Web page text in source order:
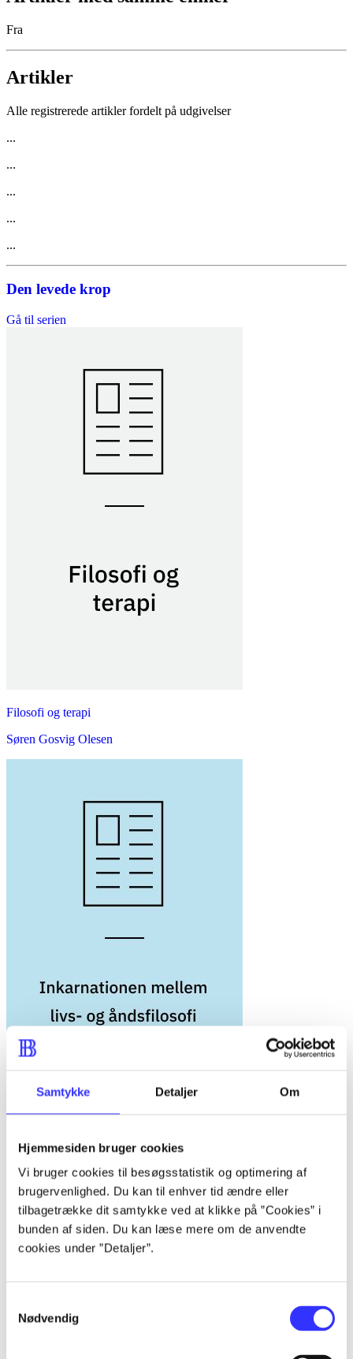
Samtykke Detaljer Om
Hjemmesiden bruger cookies
Vi bruger cookies til besøgsstatistik og optimering af
brugervenlighed. Du kan til enhver tid ændre eller
tilbagetrække dit samtykke ved at klikke på ”Cookies” i
bunden af siden. Du kan læse mere om de anvendte
cookies under ”Detaljer”.
Nødvendig
Fra
Artikler
Alle registrerede artikler fordelt på udgivelser
...
...
...
...
...
Den levede krop
Gå til serien
Filosofi og terapi
Søren Gosvig Olesen
Inkarnationen mellem livs- og åndsfilosofi hos Michel Serres : et
teologisk bidrag
Carsten Pallesen